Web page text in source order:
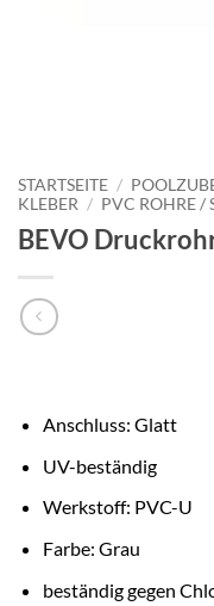
STARTSEITE /
KLEBER / PVC ROHRE /
BEVO
Anschluss: Glatt
UV-beständig
Werkstoff: PVC-U
Farbe: Grau
beständig gegen